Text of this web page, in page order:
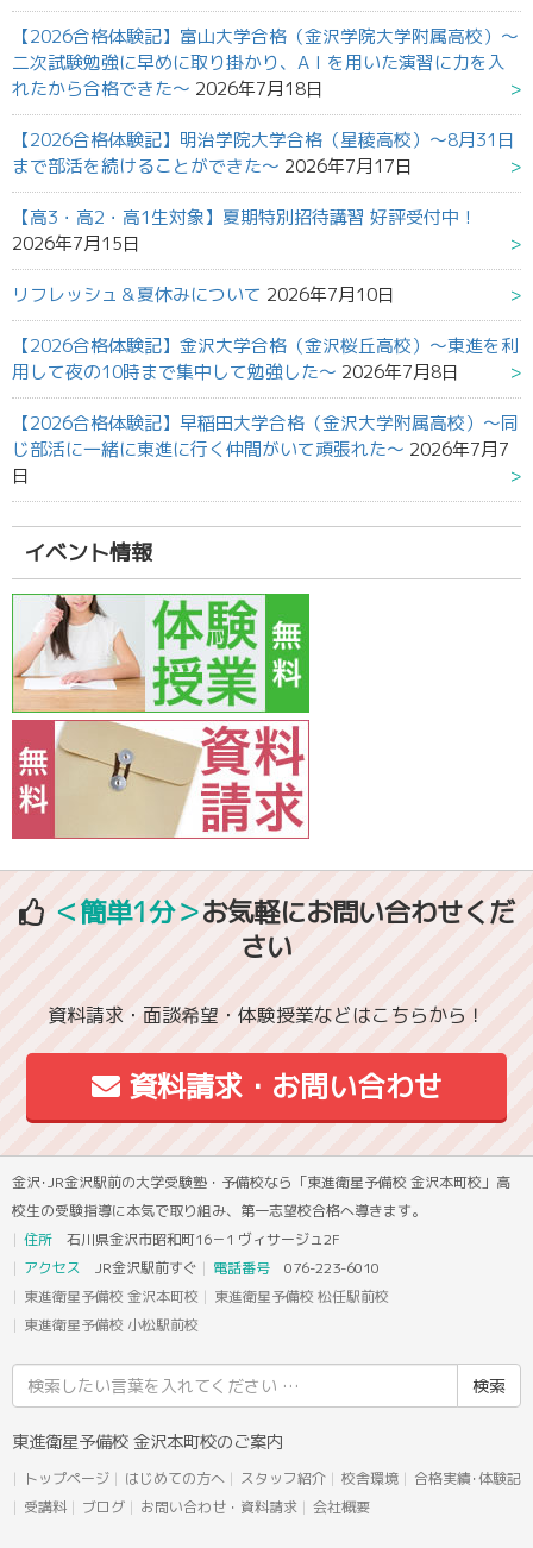
【2026合格体験記】富山大学合格（金沢学院大学附属高校）～
二次試験勉強に早めに取り掛かり、AＩを用いた演習に力を入
れたから合格できた～ 2026年7月18日
【2026合格体験記】明治学院大学合格（星稜高校）～8月31日
まで部活を続けることができた～ 2026年7月17日
【高3・高2・高1生対象】夏期特別招待講習 好評受付中！
2026年7月15日
リフレッシュ＆夏休みについて 2026年7月10日
【2026合格体験記】金沢大学合格（金沢桜丘高校）～東進を利
用して夜の10時まで集中して勉強した～ 2026年7月8日
【2026合格体験記】早稲田大学合格（金沢大学附属高校）～同
じ部活に一緒に東進に行く仲間がいて頑張れた～ 2026年7月7
日
イベント情報
＜簡単1分＞お気軽にお問い合わせくだ
さい
資料請求・面談希望・体験授業などはこちらから！
資料請求・お問い合わせ
金沢･JR金沢駅前の大学受験塾・予備校なら「東進衛星予備校 金沢本町校」高
校生の受験指導に本気で取り組み、第一志望校合格へ導きます。
住所 石川県金沢市昭和町16－1 ヴィサージュ2F
アクセス JR金沢駅前すぐ 電話番号 076-223-6010
東進衛星予備校 金沢本町校
東進衛星予備校 松任駅前校
東進衛星予備校 小松駅前校
索
結
東進衛星予備校 金沢本町校のご案内
トップページ はじめての方へ スタッフ紹介 校舎環境
合格実績･体験記
受講料
ブログ お問い合わせ・資料請求 会社概要